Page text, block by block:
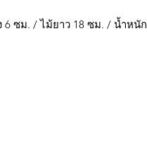
6 ซม. / ไม้ยาว 18 ซม. / น้ำหนัก